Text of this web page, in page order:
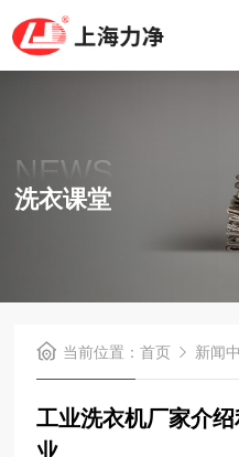
NEWS
洗衣课堂
当前位置：首页 新闻
工业洗衣机厂家介
业